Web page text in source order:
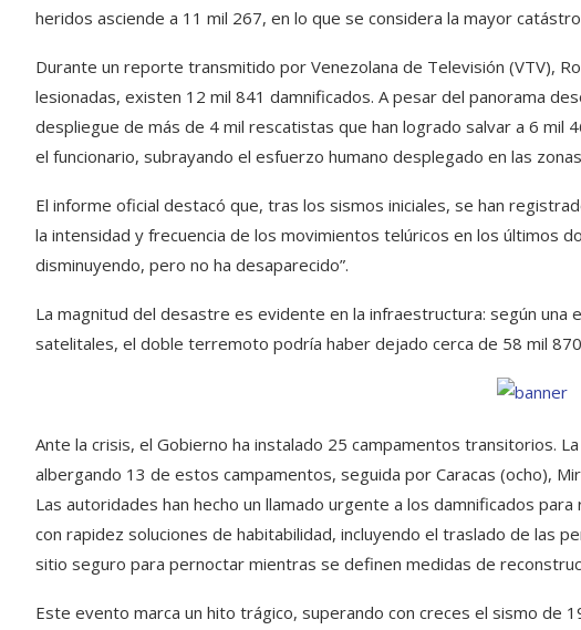
heridos asciende a 11 mil 267, en lo que se considera la mayor
Durante un reporte transmitido por Venezolana de Televisión (VTV),
lesionadas, existen 12 mil 841 damnificados. A pesar del panorama
despliegue de más de 4 mil rescatistas que han logrado salvar a 6 mil
el funcionario, subrayando el esfuerzo humano desplegado en las
El informe oficial destacó que, tras los sismos iniciales, se han
la intensidad y frecuencia de los movimientos telúricos en los últimos
disminuyendo, pero no ha desaparecido”.
La magnitud del desastre es evidente en la infraestructura: según una
satelitales, el doble terremoto podría haber dejado cerca de 58 mil
Ante la crisis, el Gobierno ha instalado 25 campamentos transitorios.
albergando 13 de estos campamentos, seguida por Caracas (ocho),
Las autoridades han hecho un llamado urgente a los damnificados
con rapidez soluciones de habitabilidad, incluyendo el traslado de las
sitio seguro para pernoctar mientras se definen medidas de
Este evento marca un hito trágico, superando con creces el sismo de